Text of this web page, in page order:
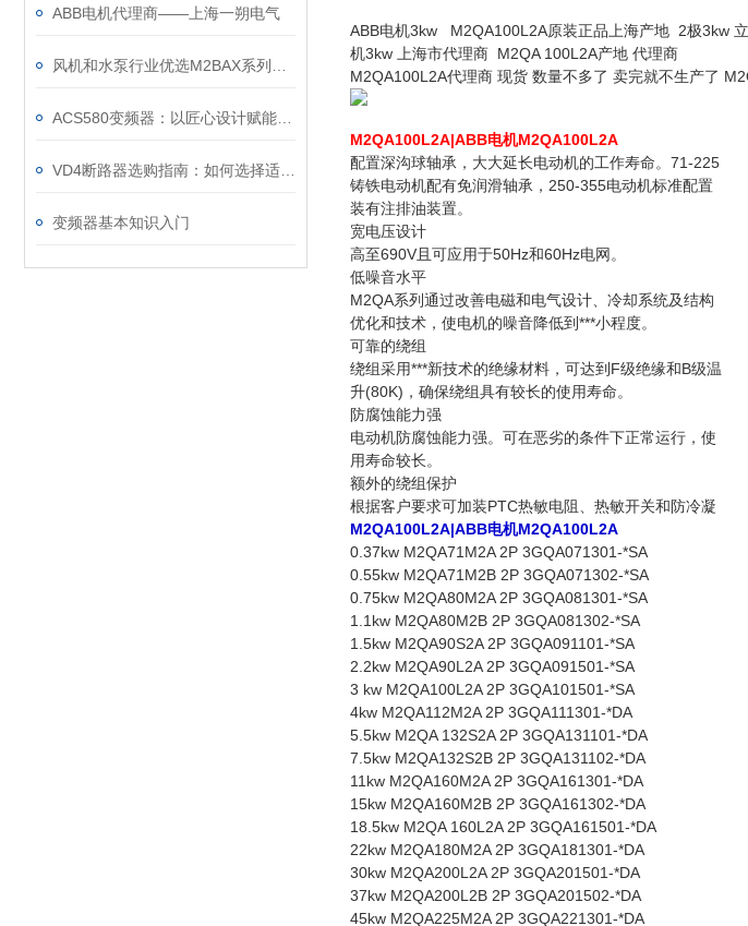
ABB电机代理商——上海一朔电气
变频器基本知识入门
ABB电机3kw M2QA100L2A原装正品上海产地 2极3kw
机3kw 上海市代理商 M2QA 100L2A产地 代理商
M2QA100L2A代理商 现货 数量不多了 卖完就不生产了
M2QA100L2A|ABB电机M2QA100L2A
配置深沟球轴承，大大延长电动机的工作寿命。71-225
铸铁电动机配有免润滑轴承，250-355电动机标准配置
装有注排油装置。
宽电压设计
高至690V且可应用于50Hz和60Hz电网。
低噪音水平
M2QA系列通过改善电磁和电气设计、冷却系统及结构
优化和技术，使电机的噪音降低到***小程度。
可靠的绕组
绕组采用***新技术的绝缘材料，可达到F级绝缘和B级温
升(80K)，确保绕组具有较长的使用寿命。
防腐蚀能力强
电动机防腐蚀能力强。可在恶劣的条件下正常运行，使
用寿命较长。
额外的绕组保护
根据客户要求可加装PTC热敏电阻、热敏开关和防冷凝
M2QA100L2A|ABB电机M2QA100L2A
0.37kw M2QA71M2A 2P 3GQA071301-*SA
0.55kw M2QA71M2B 2P 3GQA071302-*SA
0.75kw M2QA80M2A 2P 3GQA081301-*SA
1.1kw M2QA80M2B 2P 3GQA081302-*SA
1.5kw M2QA90S2A 2P 3GQA091101-*SA
2.2kw M2QA90L2A 2P 3GQA091501-*SA
3 kw M2QA100L2A 2P 3GQA101501-*SA
4kw M2QA112M2A 2P 3GQA111301-*DA
5.5kw M2QA 132S2A 2P 3GQA131101-*DA
7.5kw M2QA132S2B 2P 3GQA131102-*DA
11kw M2QA160M2A 2P 3GQA161301-*DA
15kw M2QA160M2B 2P 3GQA161302-*DA
18.5kw M2QA 160L2A 2P 3GQA161501-*DA
22kw M2QA180M2A 2P 3GQA181301-*DA
30kw M2QA200L2A 2P 3GQA201501-*DA
37kw M2QA200L2B 2P 3GQA201502-*DA
45kw M2QA225M2A 2P 3GQA221301-*DA